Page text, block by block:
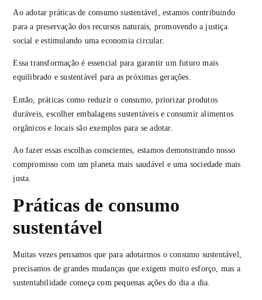
Ao adotar práticas de consumo sustentável, estamos contribuindo
para a preservação dos recursos naturais, promovendo a justiça
social e estimulando uma economia circular.
Essa transformação é essencial para garantir um futuro mais
equilibrado e sustentável para as próximas gerações.
Então, práticas como reduzir o consumo, priorizar produtos
duráveis, escolher embalagens sustentáveis e consumir alimentos
orgânicos e locais são exemplos para se adotar.
Ao fazer essas escolhas conscientes, estamos demonstrando nosso
compromisso com um planeta mais saudável e uma sociedade mais
justa.
Práticas de consumo
sustentável
Muitas vezes pensamos que para adotarmos o consumo sustentável,
precisamos de grandes mudanças que exigem muito esforço, mas a
sustentabilidade começa com pequenas ações do dia a dia.